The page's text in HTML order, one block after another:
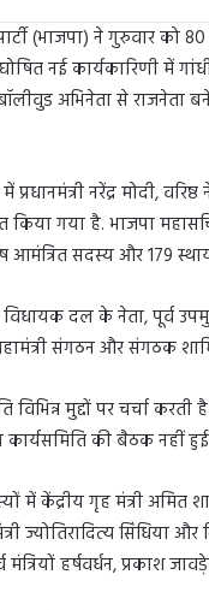
(भाजपा) ने गुरुवार को
नई कार्यकारिणी में
अभिनेता से राजनेता
प्रधानमंत्री नरेंद्र मोदी,
किया गया है. भाजपा
आमंत्रित सदस्य और 179
दल के नेता, पूर्व
महामंत्री संगठन और संगठक
विभिन्न मुद्दों पर चर्चा
की बैठक नहीं
में केंद्रीय गृह मंत्री अमित
ज्योतिरादित्य सिंधिया और
मंत्रियों हर्षवर्धन, प्रकाश